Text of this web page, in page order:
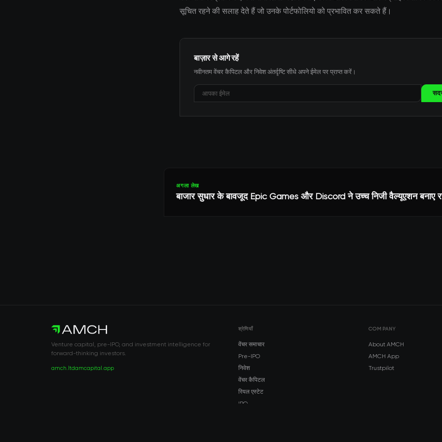
सूचित रहने की सलाह देते हैं जो उनके पोर्टफोलियो को प्रभावित कर सकते हैं।
बाज़ार से आगे रहें
नवीनतम वेंचर कैपिटल और निवेश अंतर्दृष्टि सीधे अपने ईमेल पर प्राप्त करें।
अगला लेख
बाजार सुधार के बावजूद Epic Games और Discord ने उच्च निजी वैल्यूएशन बनाए
Venture capital, pre-IPO, and investment intelligence for
forward-thinking investors.
amch.ltdamcapital.app
श्रेणियाँ
वेंचर समाचार
Pre-IPO
निवेश
वेंचर कैपिटल
रियल एस्टेट
IPO
COMPANY
About AMCH
AMCH App
Trustpilot